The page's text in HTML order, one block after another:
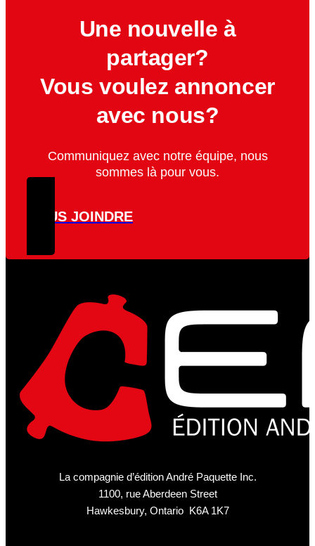
Une nouvelle à
partager?
Vous voulez annoncer
avec nous?
Communiquez avec notre équipe, nous
sommes là pour vous.
NOUS JOINDRE
La compagnie d’édition André Paquette Inc.
1100, rue Aberdeen Street
Hawkesbury, Ontario K6A 1K7